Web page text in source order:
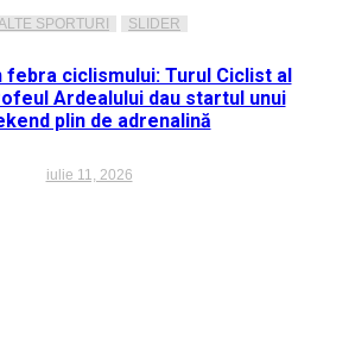
SPORTURI SLIDER
febra ciclismului: Turul Ciclist al
Ardealului dau startul unui
plin de adrenalină
iulie 11, 2026